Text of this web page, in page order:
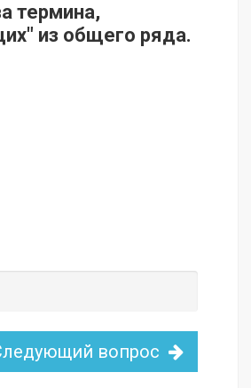
термина,
из общего ряда.
вопрос